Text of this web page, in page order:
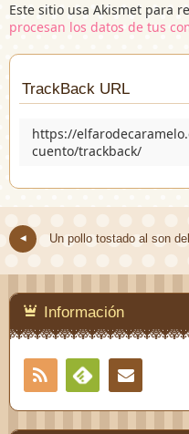
Este sitio usa Akismet para
procesan los datos de tus
TrackBack URL
https://
cuento/trackback/
Un pollo tostado al son
Información
RSS
Feedly